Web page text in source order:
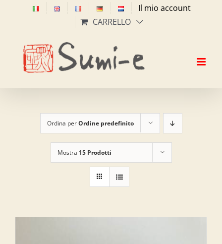
Il mio account
CARRELLO
Ordina perOrdine predefinito
Mostra 15 Prodotti